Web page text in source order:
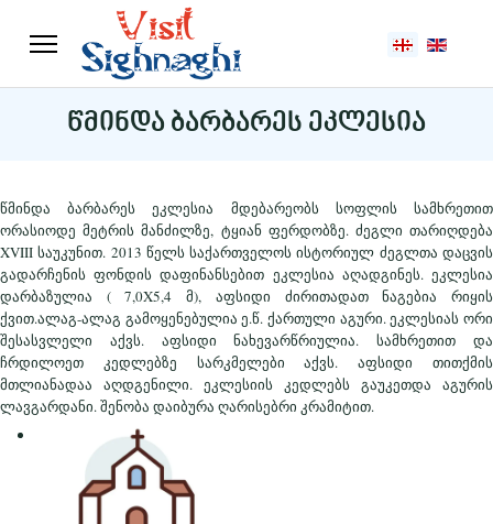
აირჩიეთ ენა
წმინდა ბარბარეს ეკლესია
წმინდა ბარბარეს ეკლესია მდებარეობს სოფლის სამხრეთით
ორასიოდე მეტრის მანძილზე, ტყიან ფერდობზე. ძეგლი თარიღდება
XVIII საუკუნით. 2013 წელს საქართველოს ისტორიულ ძეგლთა დაცვის
გადარჩენის ფონდის დაფინანსებით ეკლესია აღადგინეს. ეკლესია
დარბაზულია ( 7,0X5,4 მ), აფსიდი ძირითადათ ნაგებია რიყის
ქვით.ალაგ-ალაგ გამოყენებულია ე.წ. ქართული აგური. ეკლესიას ორი
შესასვლელი აქვს. აფსიდი ნახევარწრიულია. სამხრეთით და
ჩრდილოეთ კედლებზე სარკმელები აქვს. აფსიდი თითქმის
მთლიანადაა აღდგენილი. ეკლესიის კედლებს გაუკეთდა აგურის
ლავგარდანი. შენობა დაიბურა ღარისებრი კრამიტით.